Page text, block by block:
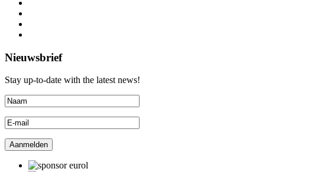
Nieuwsbrief
Stay up-to-date with the latest news!